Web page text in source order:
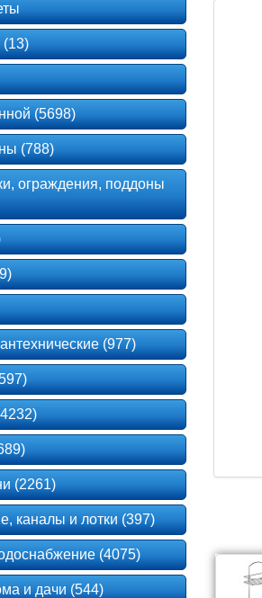
(13)
(5698)
(788)
ограждения, поддоны
(977)
(2261)
каналы и лотки (397)
(4075)
и дачи (544)